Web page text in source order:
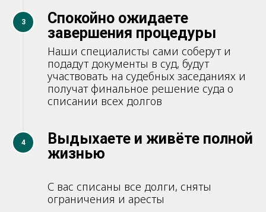
3
Спокойно ожидаете
завершения процедуры
Наши специалисты сами соберут и
подадут документы в суд, будут
участвовать на судебных заседаниях и
получат финальное решение суда о
списании всех долгов
4
Выдыхаете и живёте полной
жизнью
С вас списаны все долги, сняты
ограничения и аресты